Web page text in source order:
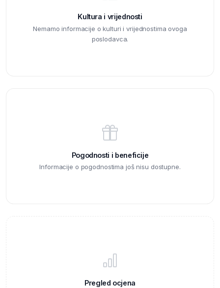
Kultura i vrijednosti
Nemamo informacije o kulturi i vrijednostima ovoga
poslodavca.
Pogodnosti i beneficije
Informacije o pogodnostima još nisu dostupne.
Pregled ocjena